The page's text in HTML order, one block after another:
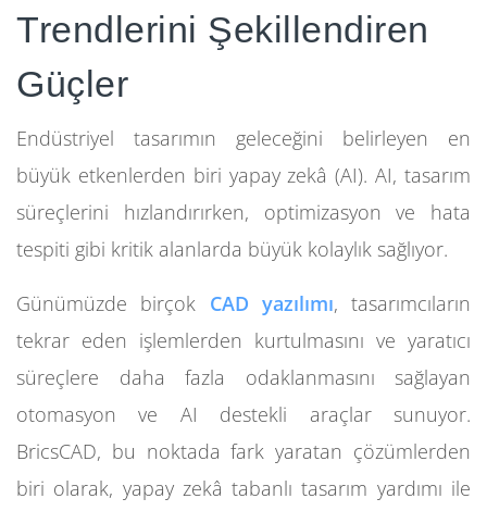
Trendlerini Şekillendiren
Güçler
Endüstriyel tasarımın geleceğini belirleyen en
büyük etkenlerden biri yapay zekâ (AI). AI, tasarım
süreçlerini hızlandırırken, optimizasyon ve hata
tespiti gibi kritik alanlarda büyük kolaylık sağlıyor.
Günümüzde birçok CAD yazılımı, tasarımcıların
tekrar eden işlemlerden kurtulmasını ve yaratıcı
süreçlere daha fazla odaklanmasını sağlayan
otomasyon ve AI destekli araçlar sunuyor.
BricsCAD, bu noktada fark yaratan çözümlerden
biri olarak, yapay zekâ tabanlı tasarım yardımı ile